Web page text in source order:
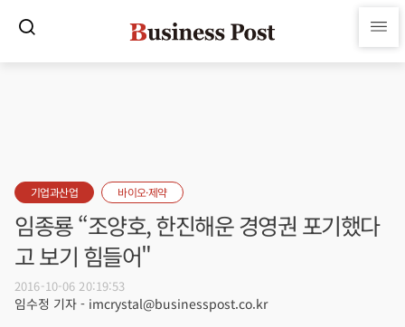
기업과산업 바이오·제약
임종룡 “조양호, 한진해운 경영권 포기했다
고 보기 힘들어"
2016-10-06 20:19:53
임수정 기자 - imcrystal@businesspost.co.kr